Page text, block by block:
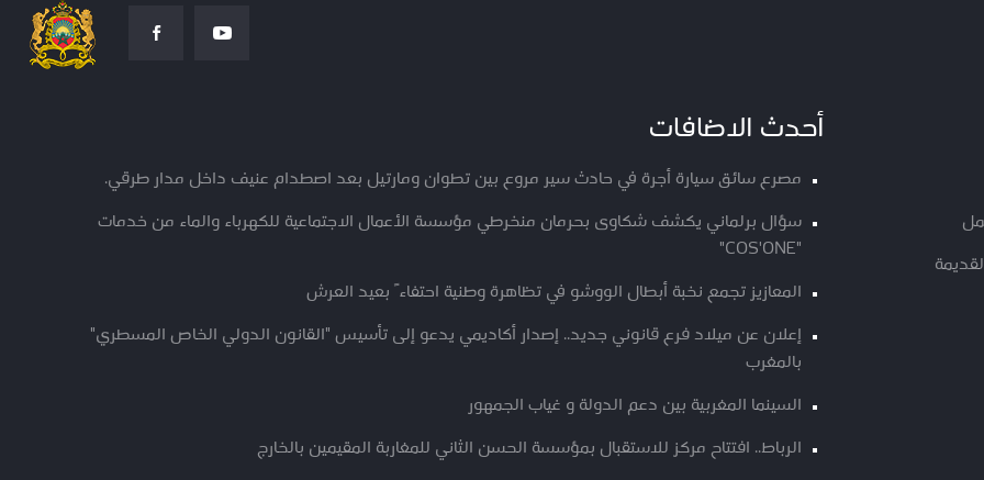
أحدث الاضافات
مصرع سائق سيارة أجرة في حادث سير مروع بين تطوان ومارتيل بعد اصطدام عنيف داخل مدار طرقي.
سؤال برلماني يكشف شكاوى بحرمان منخرطي مؤسسة الأعمال الاجتماعية للكهرباء والماء من خدمات
"COS'ONE"
المعازيز تجمع نخبة أبطال الووشو في تظاهرة وطنية احتفاءً بعيد العرش
إعلان عن ميلاد فرع قانوني جديد.. إصدار أكاديمي يدعو إلى تأسيس "القانون الدولي الخاص المسطري"
بالمغرب
السينما المغربية بين دعم الدولة و غياب الجمهور
الرباط.. افتتاح مركز للاستقبال بمؤسسة الحسن الثاني للمغاربة المقيمين بالخارج